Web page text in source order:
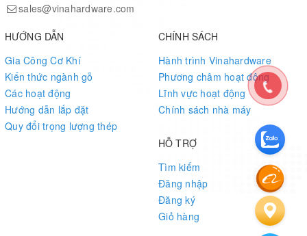
Thiết bị gấp di động, bàn hội nghị
Dụng cụ thể thao, nội thất di động
MOQ & Giao Hàng:
Số lượng tối thiểu:
Thời gian giao hàng: 15–20 ngày làm việc
Cam Kết Từ Vinahardware:
– nhà sản xuất phụ kiện cơ khí và nhựa kỹ thuật
hàng đầu Việt Nam, chuyên cung cấp pát nhựa, bản lề, khóa cơ
sales@vinahardware.com
HƯỚNG DẪN
Gia Công Cơ Khí
Kiến thức ngành gỗ
Các hoạt động
Hướng dẫn lắp đặt
Quy đổi trọng lượng thép
CHÍNH SÁCH
Hành trình Vinahardware
Phương châm hoạt động
Lĩnh vực hoạt động
Chính sách nhà máy
HỖ TRỢ
Tìm kiếm
Đăng nhập
Đăng ký
Giỏ hàng